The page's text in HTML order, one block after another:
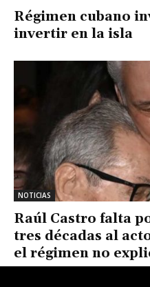
Régimen cubano
invertir en la isla
NOTICIAS
Raúl Castro falta
tres décadas al
el régimen no